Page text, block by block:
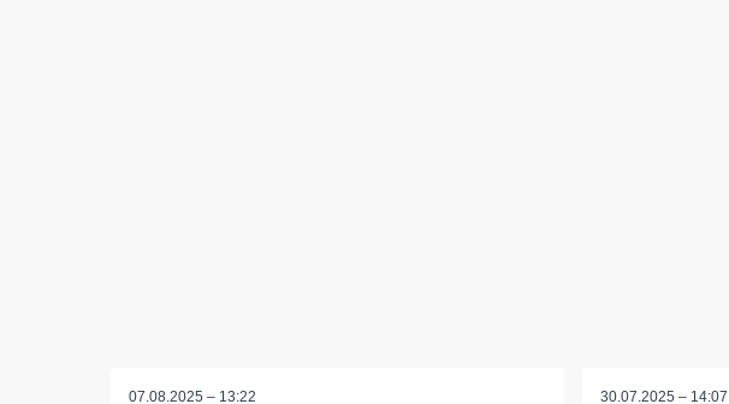
07.08.2025 – 13:22 30.07.2025 – 14:07